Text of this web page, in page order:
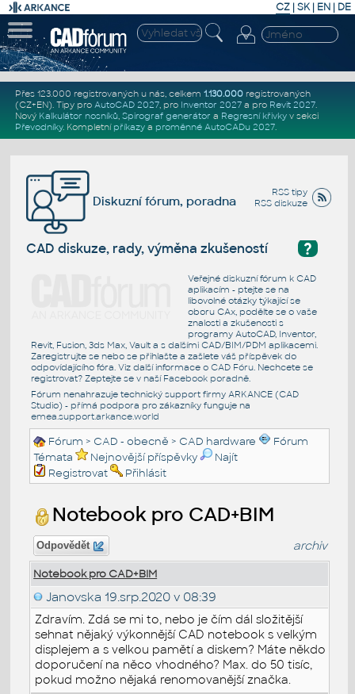
CZ | SK| EN | DE
Přes 123.000 registrovaných u nás, celkem 1.130.000registrovaných
(CZ+EN). Tipy pro AutoCAD 2027, pro Inventor 2027a pro Revit 2027.
Nový Kalkulátor nosníků, Spirograf generátor a Regresní křivkyv sekci
Převodníky. Kompletní příkazya proměnné AutoCADu 2027.
RSS tipy
RSS diskuze
Diskuzní fórum, poradna
?
CAD diskuze, rady, výměna zkušeností
Veřejné diskuzní fórum k CAD
aplikacím - ptejte se na
libovolné otázky týkající se
oboru CAx, podělte se o vaše
znalosti a zkušenosti s
programy AutoCAD, Inventor,
Revit, Fusion, 3ds Max, Vault a s dalšími CAD/BIM/PDM aplikacemi.
Zaregistrujte se nebo se přihlašte a zašlete váš příspěvek do
odpovídajícího fóra. Viz další informace o CAD Fóru. Nechcete se
registrovat? Zeptejte se v naší Facebook poradně.
Fórum nenahrazuje technický support firmy ARKANCE (CAD
Studio) - přímá podpora pro zákazníky funguje na
emea.support.arkance.world
Fórum > CAD - obecně > CAD hardware
Fórum
Témata
Nejnovější příspěvky
Najít
Registrovat
Přihlásit
Notebook pro CAD+BIM
Odpovědět archiv
Notebook pro CAD+BIM
Janovska 19.srp.2020 v 08:39
Zdravím. Zdá se mi to, nebo je čím dál složitější
sehnat nějaký výkonnější CAD notebook s velkým
displejem a s velkou pamětí a diskem? Máte někdo
doporučení na něco vhodného? Max. do 50 tisíc,
pokud možno nějaká renomovanější značka.